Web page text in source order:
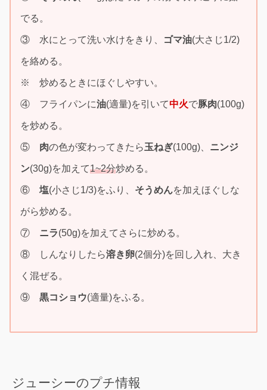
でる。
③ 水にとって洗い水けをきり、 ゴマ油(大さじ1/2)
を絡める。
※ 炒めるときにほぐしやすい。
④ フライパンに油(適量)を引いて中火で豚肉(100g)
を炒める。
⑤ 肉の色が変わってきたら玉ねぎ(100g)、 ニンジ
ン(30g)を加えて1~2分炒める。
⑥ 塩(小さじ1/3)をふり、 そうめんを加えほぐしな
がら炒める。
⑦ ニラ(50g)を加えてさらに炒める。
⑧ しんなりしたら溶き卵(2個分)を回し入れ、大き
く混ぜる。
⑨ 黒コショウ(適量)をふる。
ジューシーのプチ情報